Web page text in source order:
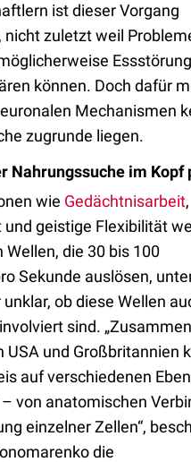
ist dieser Vorgang
zuletzt weil
können. Doch dafür
Mechanismen
zugrunde liegen.
Nahrungssuche im Kopf
wie Gedächtnisarbeit,
geistige Flexibilität
Wellen, die 30 bis 100
Sekunde auslösen,
ob diese Wellen
sind.
USA und Großbritannien
auf verschiedenen
von anatomischen
einzelner Zellen“,
die